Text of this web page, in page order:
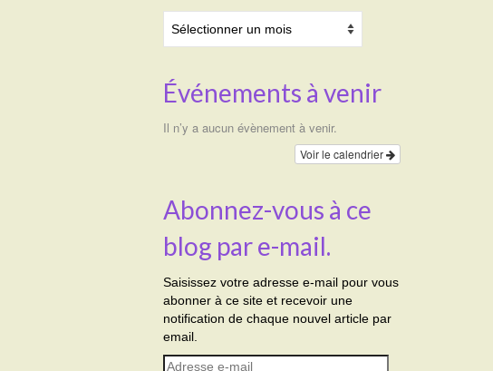
Événements à venir
Il n’y a aucun évènement à venir.
Voir le calendrier
Abonnez-vous à ce
blog par e-mail.
Saisissez votre adresse e-mail pour vous
abonner à ce site et recevoir une
notification de chaque nouvel article par
email.
Adresse